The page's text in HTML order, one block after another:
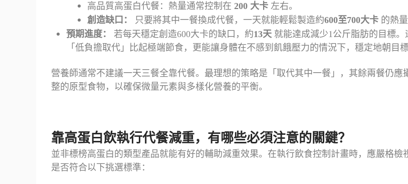
高品質高蛋白代餐：熱量通常控制在 200 大卡 左右。
創造缺口：
只要將其中一餐換成代餐，一天就能輕鬆製造約600至700大卡 的熱量
預期進度：
若每天穩定創造600大卡的缺口，約13天 就能達成減少1 公斤脂肪的目標。
「低負擔取代」比起極端節食，更能讓身體在不感到飢餓壓力的情況下，穩定地朝目標
營養師通常不建議一天三餐全靠代餐。最理想的策略是「取代其中一餐」，其餘兩餐仍應
整的原型食物，以確保微量元素與多樣化營養的平衡。
靠高蛋白飲執行代餐減重，有哪些必須注意的關鍵？
並非標榜高蛋白的類型產品就能有好的輔助減重效果。在執行飲食控制計畫時，應嚴格檢
是否符合以下挑選標準：